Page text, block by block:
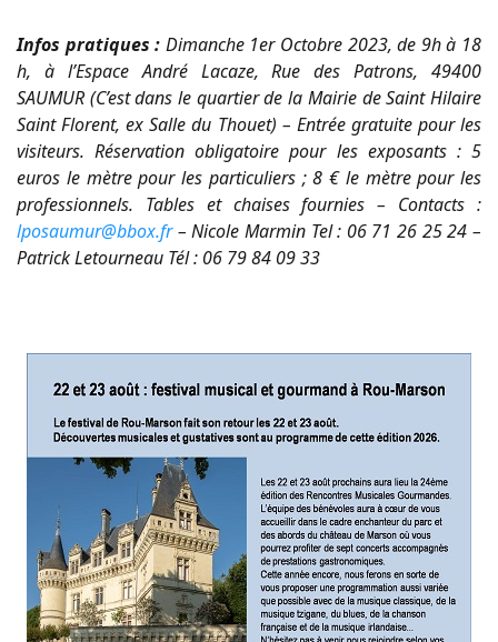
Infos pratiques : Dimanche 1er Octobre 2023, de 9h à 18
h, à l’Espace André Lacaze, Rue des Patrons, 49400
SAUMUR (C’est dans le quartier de la Mairie de Saint Hilaire
Saint Florent, ex Salle du Thouet) – Entrée gratuite pour les
visiteurs. Réservation obligatoire pour les exposants : 5
euros le mètre pour les particuliers ; 8 € le mètre pour les
professionnels. Tables et chaises fournies – Contacts :
lposaumur@bbox.fr– Nicole Marmin Tel : 06 71 26 25 24 –
Patrick Letourneau Tél : 06 79 84 09 33